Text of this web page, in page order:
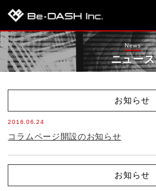
News
ニュース
お知らせ
2016.06.24
コラムページ開設のお知らせ
お知らせ